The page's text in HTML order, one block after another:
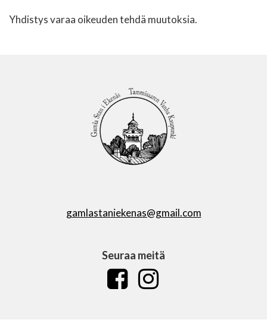
Yhdistys varaa oikeuden tehdä muutoksia.
gamlastaniekenas@gmail.com
Seuraa meitä